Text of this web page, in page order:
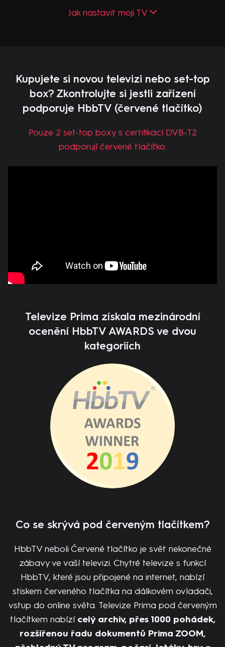
Jak nastavit moji TV
Kupujete si novou televizi nebo set-top
box? Zkontrolujte si jestli zařízení
podporuje HbbTV (červené tlačítko)
Pouze 2 set-top boxy s certifikací DVB-T2
podporují červené tlačítko.
Televize Prima získala mezinárodní
ocenění HbbTV AWARDS ve dvou
kategoriích
Co se skrývá pod červeným tlačítkem?
HbbTV neboli Červené tlačítko je svět nekonečné
zábavy ve vaší televizi. Chytré televize s funkcí
HbbTV, které jsou připojené na internet, nabízí
stiskem červeného tlačítka na dálkovém ovladači,
vstup do online světa. Televize Prima pod červeným
tlačítkem nabízí celý archiv, přes 1000 pohádek,
rozšířenou řadu dokumentů Prima ZOOM,